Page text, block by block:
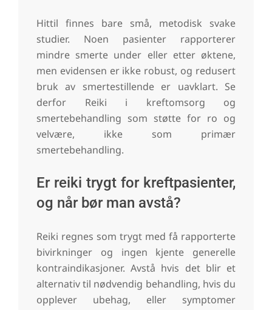
Hittil finnes bare små, metodisk svake
studier. Noen pasienter rapporterer
mindre smerte under eller etter øktene,
men evidensen er ikke robust, og redusert
bruk av smertestillende er uavklart. Se
derfor Reiki i kreftomsorg og
smertebehandling som støtte for ro og
velvære, ikke som primær
smertebehandling.
Er reiki trygt for kreftpasienter,
og når bør man avstå?
Reiki regnes som trygt med få rapporterte
bivirkninger og ingen kjente generelle
kontraindikasjoner. Avstå hvis det blir et
alternativ til nødvendig behandling, hvis du
opplever ubehag, eller symptomer